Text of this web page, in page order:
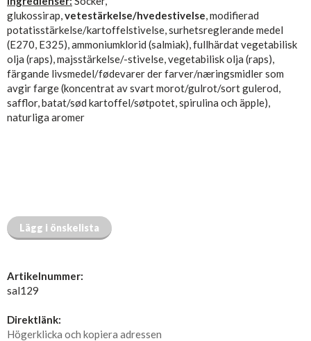
glukossirap,vetestärkelse/hvedestivelse, modifierad
potatisstärkelse/kartoffelstivelse, surhetsreglerande medel
(E270, E325), ammoniumklorid (salmiak), fullhärdat vegetabilisk
olja (raps), majsstärkelse/-stivelse, vegetabilisk olja (raps),
färgande livsmedel/fødevarer der farver/næringsmidler som
avgir farge (koncentrat av svart morot/gulrot/sort gulerod,
safflor, batat/sød kartoffel/søtpotet, spirulina och äpple),
naturliga aromer
Lägg i önskelista
Artikelnummer:
sal129
Direktlänk:
Högerklicka och kopiera adressen